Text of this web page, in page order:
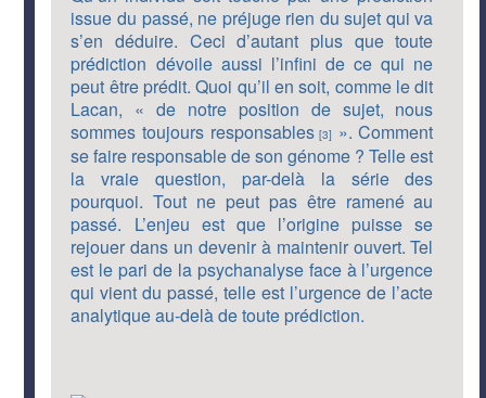
issue du passé, ne préjuge rien du sujet qui va
s’en déduire. Ceci d’autant plus que toute
prédiction dévoile aussi l’infini de ce qui ne
peut être prédit. Quoi qu’il en soit, comme le dit
Lacan, « de notre position de sujet, nous
sommes toujours responsables[3] ». Comment
se faire responsable de son génome ? Telle est
la vraie question, par-delà la série des
pourquoi. Tout ne peut pas être ramené au
passé. L’enjeu est que l’origine puisse se
rejouer dans un devenir à maintenir ouvert. Tel
est le pari de la psychanalyse face à l’urgence
qui vient du passé, telle est l’urgence de l’acte
analytique au-delà de toute prédiction.